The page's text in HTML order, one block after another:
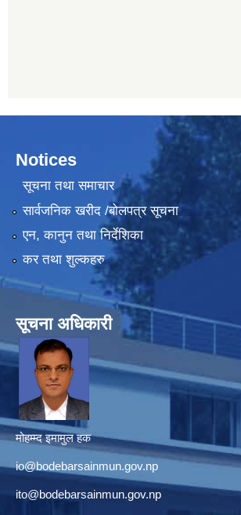
Notices
सूचना तथा समाचार
सार्वजनिक खरीद /बोलपत्र सूचना
एन, कानुन तथा निर्देशिका
कर तथा शुल्कहरु
सूचना अधिकारी
मोहम्म्द इमामुल हक
io@bodebarsainmun.gov.np
ito@bodebarsainmun.gov.np